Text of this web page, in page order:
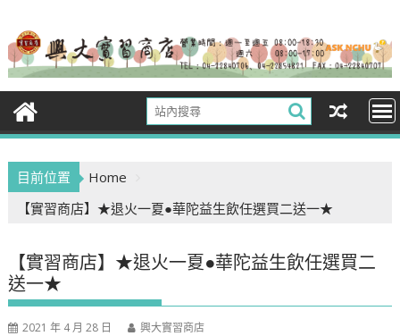
content
目前位置
Home
【實習商店】★退火一夏●華陀益生飲任選買二送一★
【實習商店】★退火一夏●華陀益生飲任選買二
送一★
2021 年 4 月 28 日 興大實習商店